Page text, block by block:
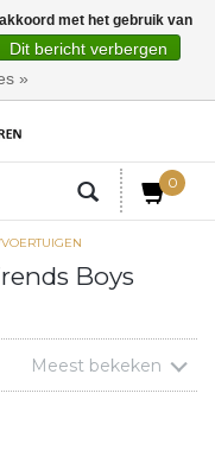
0
Boys
Meest bekeken
met het gebruik van
Dit bericht verbergen
»